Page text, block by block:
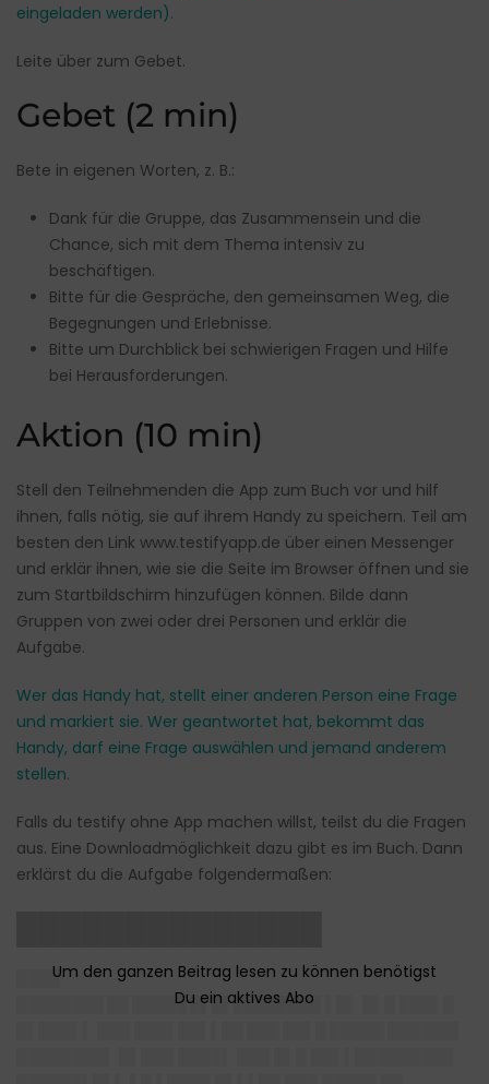
eingeladen werden).
Leite über zum Gebet.
Gebet (2 min)
Bete in eigenen Worten, z. B.:
Dank für die Gruppe, das Zusammensein und die
Chance, sich mit dem Thema intensiv zu
beschäftigen.
Bitte für die Gespräche, den gemeinsamen Weg, die
Begegnungen und Erlebnisse.
Bitte um Durchblick bei schwierigen Fragen und Hilfe
bei Herausforderungen.
Aktion (10 min)
Stell den Teilnehmenden die App zum Buch vor und hilf
ihnen, falls nötig, sie auf ihrem Handy zu speichern. Teil am
besten den Link www.testifyapp.de über einen Messenger
und erklär ihnen, wie sie die Seite im Browser öffnen und sie
zum Startbildschirm hinzufügen können. Bilde dann
Gruppen von zwei oder drei Personen und erklär die
Aufgabe.
Wer das Handy hat, stellt einer anderen Person eine Frage
und markiert sie. Wer geantwortet hat, bekommt das
Handy, darf eine Frage auswählen und jemand anderem
stellen.
Falls du testify ohne App machen willst, teilst du die Fragen
aus. Eine Downloadmöglichkeit dazu gibt es im Buch. Dann
erklärst du die Aufgabe folgendermaßen:
████
████████ ██ █████ █▌█▌████████